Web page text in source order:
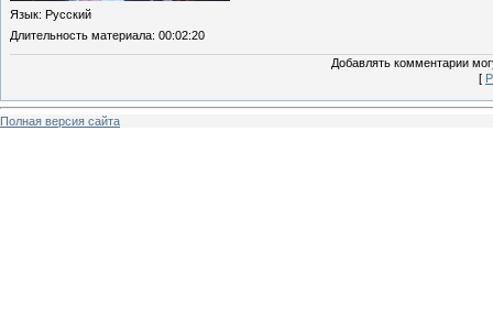
Язык: Русский
Длительность материала: 00:02:20
Добавлять комментарии
[
Полная версия сайта